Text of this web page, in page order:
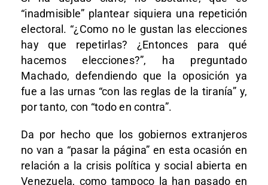
“inadmisible” plantear siquiera una repetición
electoral. “¿Como no le gustan las elecciones
hay que repetirlas? ¿Entonces para qué
hacemos elecciones?”, ha preguntado
Machado, defendiendo que la oposición ya
fue a las urnas “con las reglas de la tiranía” y,
por tanto, con “todo en contra”.
Da por hecho que los gobiernos extranjeros
no van a “pasar la página” en esta ocasión en
relación a la crisis política y social abierta en
Venezuela, como tampoco la han pasado en